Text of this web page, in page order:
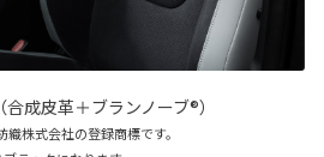
成皮革＋ブランノーブ®）
株式会社の登録商標です。